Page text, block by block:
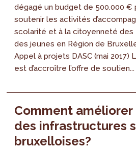
dégagé un budget de 500.000 €
soutenir les activités
scolarité et à la citoyenneté des
des jeunes en Région de
Appel à projets DASC (mai 2017)
est d’accroître l’offre de soutien...
Comment
des infrastructures
bruxelloises?